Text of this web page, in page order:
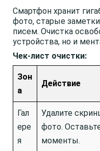
Смартфон хранит
фото, старые
писем. Очистка
устройства, но и
Чек-лист очистки:
Зон
а
Действие
Гал
ере
я
Удалите
фото.
моменты.